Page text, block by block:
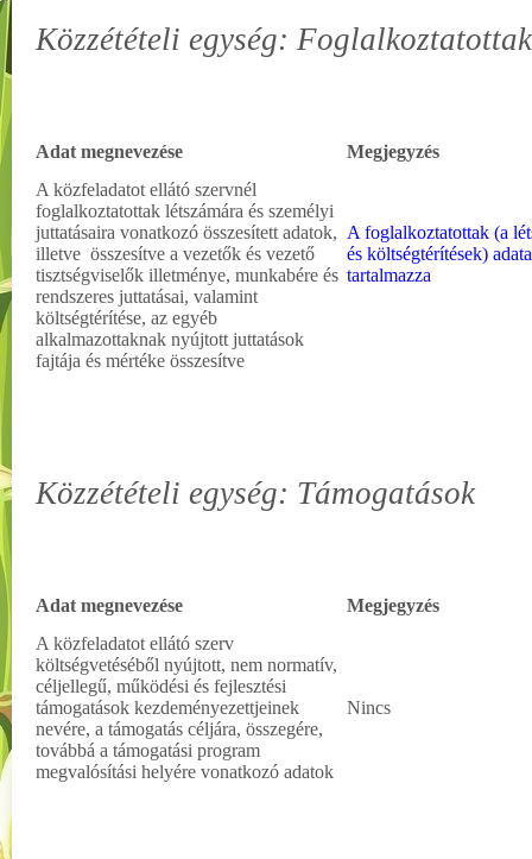
Közzétételi egység: Foglalkoztatottak
Adat megnevezése
Megjegyzés
A közfeladatot ellátó szervnél
foglalkoztatottak létszámára és személyi
juttatásaira vonatkozó összesített adatok,
illetve összesítve a vezetők és vezető
tisztségviselők illetménye, munkabére és
rendszeres juttatásai, valamint
költségtérítése, az egyéb
alkalmazottaknak nyújtott juttatások
fajtája és mértéke összesítve
A foglalkoztatottak (a
és költségtérítések)
tartalmazza
Közzétételi egység: Támogatások
Adat megnevezése
Megjegyzés
A közfeladatot ellátó szerv
költségvetéséből nyújtott, nem normatív,
céljellegű, működési és fejlesztési
támogatások kezdeményezettjeinek
nevére, a támogatás céljára, összegére,
továbbá a támogatási program
megvalósítási helyére vonatkozó adatok
Nincs